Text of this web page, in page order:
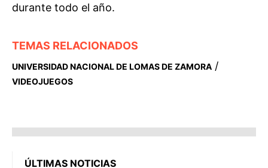
durante todo el año.
TEMAS RELACIONADOS
UNIVERSIDAD NACIONAL DE LOMAS DE ZAMORA /
VIDEOJUEGOS
ÚLTIMAS NOTICIAS